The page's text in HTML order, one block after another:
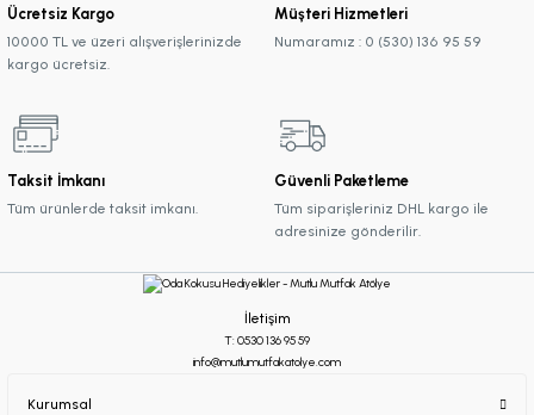
Ücretsiz Kargo
10000 TL ve üzeri alışverişlerinizde
kargo ücretsiz.
Müşteri Hizmetleri
Numaramız : 0 (530) 136 95 59
Taksit İmkanı
Tüm ürünlerde taksit imkanı.
Güvenli Paketleme
Tüm siparişleriniz DHL kargo ile
adresinize gönderilir.
İletişim
T: 0530 136 95 59
info@mutlumutfakatolye.com
Kurumsal